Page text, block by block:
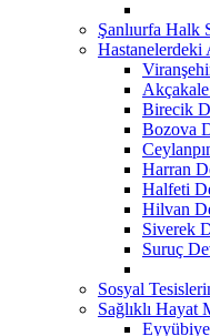
Şanlıurfa Halk
Hastanelerdeki
Birecik
Bozova
Harran
Halfeti
Hilvan
Siverek
Suruç
Sosyal
Sağlıklı Hayat